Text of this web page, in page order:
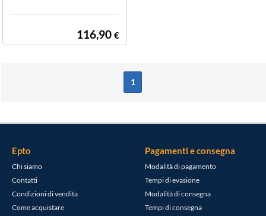
116,90 €
1
Epto
Chi siamo
Contatti
Condizioni di vendita
Come acquistare
Pagamenti e consegna
Modalità di pagamento
Tempi di evasione
Modalità di consegna
Tempi di consegna